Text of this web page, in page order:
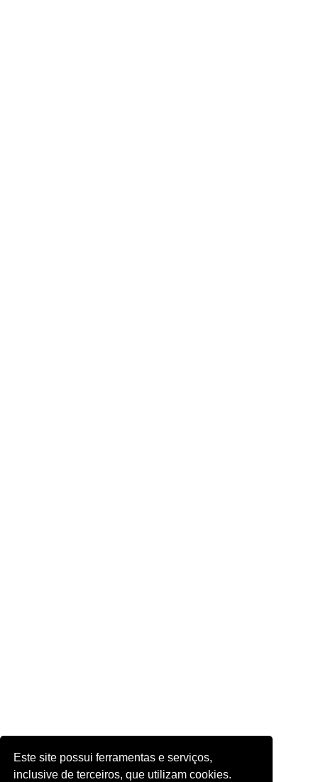
Este site possui ferramentas e serviços,
inclusive de terceiros, que utilizam cookies.